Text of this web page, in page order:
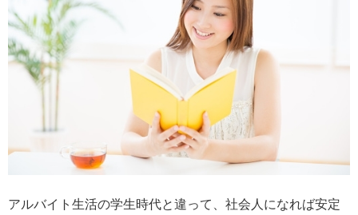
アルバイト生活の学生時代と違って、社会人になれば安定